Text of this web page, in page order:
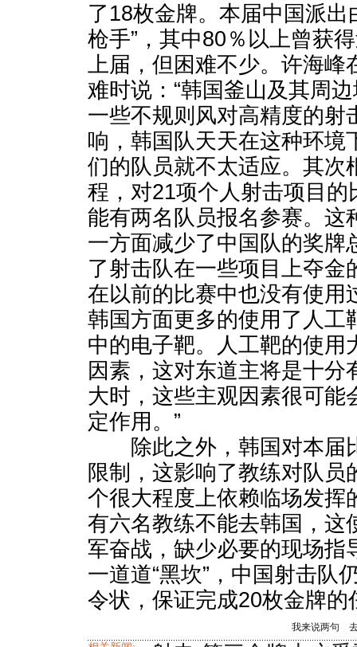
了18枚金牌。本届中国派出
枪手”，其中80％以上曾获
上届，但困难不少。许海峰
难时说：“韩国釜山及其周
一些不规则风对高精度的射
响，韩国队天天在这种环境
们的队员就不太适应。其次
程，对21项个人射击项目
能有两名队员报名参赛。这
一方面减少了中国队的奖牌
了射击队在一些项目上夺金
在以前的比赛中也没有使用
韩国方面更多的使用了人工
中的电子靶。人工靶的使用
因素，这对东道主将是十分
大时，这些主观因素很可能
定作用。”
除此之外，韩国对本届
限制，这影响了教练对队员
个很大程度上依赖临场发挥
有六名教练不能去韩国，这
军奋战，缺少必要的现场指
一道道“黑坎”，中国射击队
令状，保证完成20枚金牌的
我来说两句